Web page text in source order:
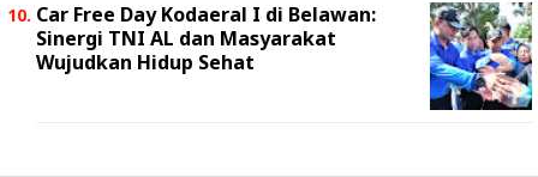
Car Free Day Kodaeral I di Belawan:
Sinergi TNI AL dan Masyarakat
Wujudkan Hidup Sehat